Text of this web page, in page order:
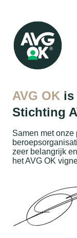
AVG OK is
Stichting
Samen met onze
zeer belangrijk
het AVG OK